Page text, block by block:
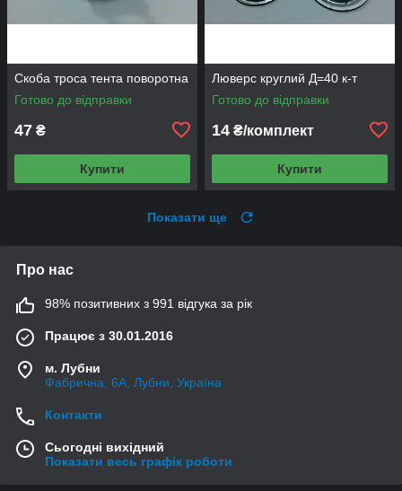
Скоба троса тента поворотна
Готово до відправки
47 ₴
Купити
Люверс круглий Д=40 к-т
Готово до відправки
14 ₴/комплект
Купити
Показати ще
Про нас
98% позитивних з 991 відгука за рік
Працює з 30.01.2016
м. Лубни
Фабрична, 6А, Лубни, Україна
Контакти
Сьогодні вихідний
Показати весь графік роботи